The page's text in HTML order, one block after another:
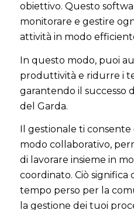
obiettivo. Questo
monitorare e gestire
attività in modo
In questo modo, puoi
produttività e ridurre i
garantendo il successo
del Garda.
Il gestionale ti
modo collaborativo,
di lavorare insieme in
coordinato. Ciò significa
tempo perso per la
la gestione dei tuoi